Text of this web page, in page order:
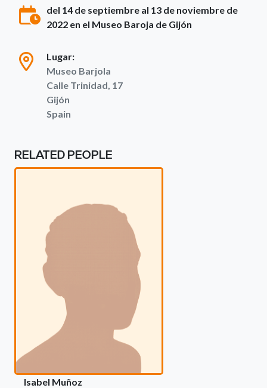
del 14 de septiembre al 13 de noviembre de
2022 en el Museo Baroja de Gijón
Lugar:
Museo Barjola
Calle Trinidad, 17
Gijón
Spain
RELATED PEOPLE
Isabel Muñoz